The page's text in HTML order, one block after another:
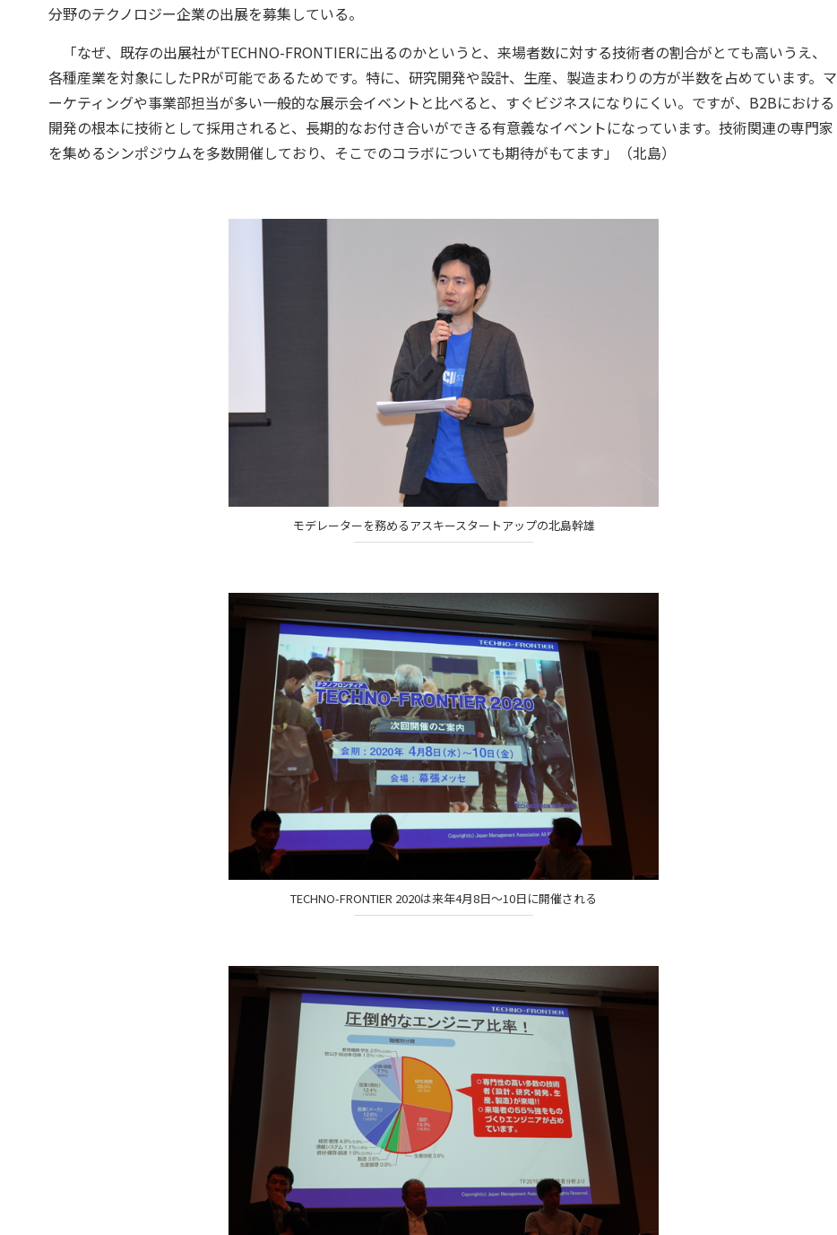
分野のテクノロジー企業の出展を募集している。
「なぜ、既存の出展社がTECHNO-FRONTIERに出るのかというと、来場者数に対する技術者の割合がとても高いうえ、
各種産業を対象にしたPRが可能であるためです。特に、研究開発や設計、生産、製造まわりの方が半数を占めています。マ
ーケティングや事業部担当が多い一般的な展示会イベントと比べると、すぐビジネスになりにくい。ですが、B2Bにおける
開発の根本に技術として採用されると、長期的なお付き合いができる有意義なイベントになっています。技術関連の専門家
を集めるシンポジウムを多数開催しており、そこでのコラボについても期待がもてます」（北島）
モデレーターを務めるアスキースタートアップの北島幹雄
TECHNO-FRONTIER 2020は来年4月8日～10日に開催される